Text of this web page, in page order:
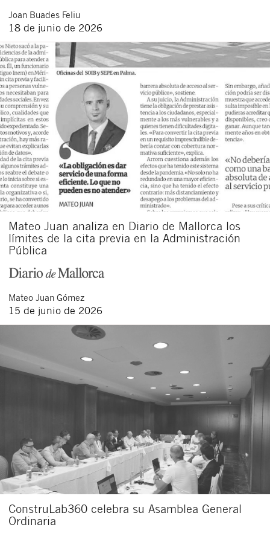
Joan Buades Feliu
18 de junio de 2026
Mateo Juan analiza en Diario de Mallorca los
límites de la cita previa en la Administración
Pública
Mateo Juan Gómez
15 de junio de 2026
ConstruLab360 celebra su Asamblea General
Ordinaria